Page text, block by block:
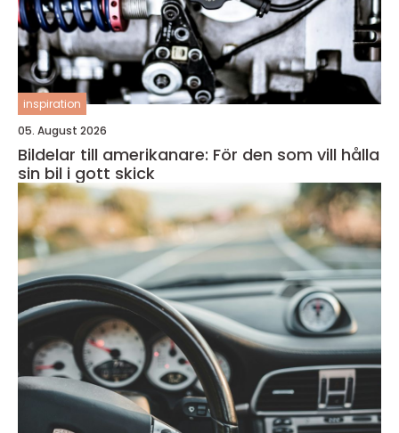
inspiration
05. August 2026
Bildelar till amerikanare: För den som vill hålla
sin bil i gott skick